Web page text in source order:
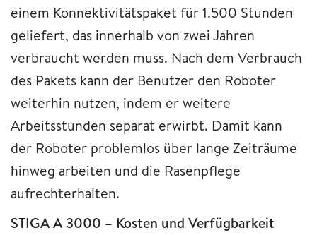
einem Konnektivitätspaket für 1.500 Stunden
geliefert, das innerhalb von zwei Jahren
verbraucht werden muss. Nach dem Verbrauch
des Pakets kann der Benutzer den Roboter
weiterhin nutzen, indem er weitere
Arbeitsstunden separat erwirbt. Damit kann
der Roboter problemlos über lange Zeiträume
hinweg arbeiten und die Rasenpflege
aufrechterhalten.
STIGA A 3000 – Kosten und Verfügbarkeit